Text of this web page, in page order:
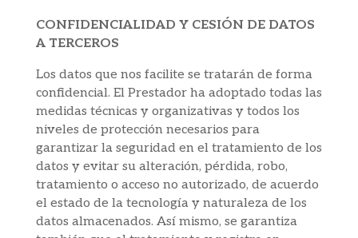
CONFIDENCIALIDAD Y CESIÓN DE DATOS
A TERCEROS
Los datos que nos facilite se tratarán de forma
confidencial. El Prestador ha adoptado todas las
medidas técnicas y organizativas y todos los
niveles de protección necesarios para
garantizar la seguridad en el tratamiento de los
datos y evitar su alteración, pérdida, robo,
tratamiento o acceso no autorizado, de acuerdo
el estado de la tecnología y naturaleza de los
datos almacenados. Así mismo, se garantiza